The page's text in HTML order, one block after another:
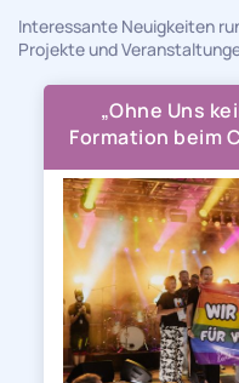
Interessante Neuigkeiten
Projekte und
„Ohne Uns
Formation beim